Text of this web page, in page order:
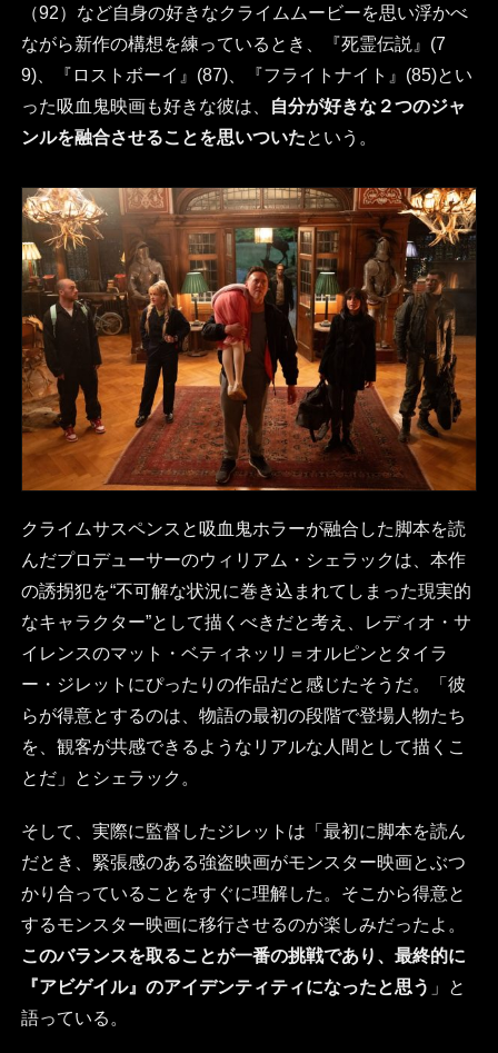
（92）など自身の好きなクライムムービーを思い浮かべ
ながら新作の構想を練っているとき、『死霊伝説』(7
9)、『ロストボーイ』(87)、『フライトナイト』(85)とい
った吸血鬼映画も好きな彼は、
自分が好きな２つのジャ
ンルを融合させることを思いついたという。
クライムサスペンスと吸血鬼ホラーが融合した脚本を読
んだプロデューサーのウィリアム・シェラックは、本作
の誘拐犯を“不可解な状況に巻き込まれてしまった現実的
なキャラクター”として描くべきだと考え、レディオ・サ
イレンスのマット・ベティネッリ＝オルピンとタイラ
ー・ジレットにぴったりの作品だと感じたそうだ。「彼
らが得意とするのは、物語の最初の段階で登場人物たち
を、観客が共感できるようなリアルな人間として描くこ
とだ」とシェラック。
そして、実際に監督したジレットは「最初に脚本を読ん
だとき、緊張感のある強盗映画がモンスター映画とぶつ
かり合っていることをすぐに理解した。そこから得意と
するモンスター映画に移行させるのが楽しみだったよ。
このバランスを取ることが一番の挑戦であり、最終的に
『アビゲイル』のアイデンティティになったと思う 」と
語っている。